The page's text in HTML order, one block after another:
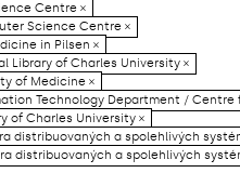
Centre ×
Science Centre ×
in Pilsen ×
Library of Charles University ×
of Medicine ×
Technology Department / Centre
of Charles University ×
distribuovaných a spolehlivých
distribuovaných a spolehlivých